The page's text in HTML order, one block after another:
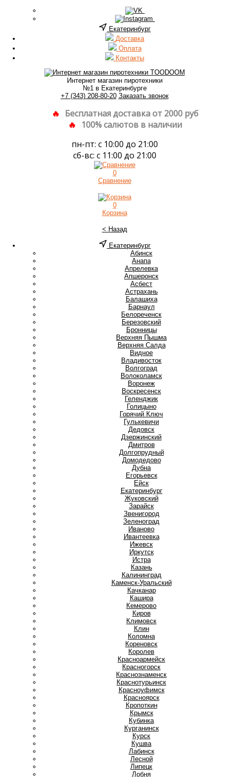
Екатеринбург
Доставка
Оплата
Контакты
Интернет магазин пиротехники
№1 в Екатеринбурге
+7 (343) 208-80-20 Заказать звонок
Бесплатная доставка от 2000 руб
100% салютов в наличии
пн-пт: с 10:00 до 21:00
сб-вс: с 11:00 до 21:00
0
Сравнение
0
Корзина
< Назад
Екатеринбург
Абинск
Анапа
Апрелевка
Апшеронск
Асбест
Астрахань
Балашиха
Барнаул
Белореченск
Березовский
Бронницы
Верхняя Пышма
Верхняя Салда
Видное
Владивосток
Волгоград
Волоколамск
Воронеж
Воскресенск
Геленджик
Голицыно
Горячий Ключ
Гулькевичи
Дедовск
Дзержинский
Дмитров
Долгопрудный
Домодедово
Дубна
Егорьевск
Ейск
Екатеринбург
Жуковский
Зарайск
Звенигород
Зеленоград
Иваново
Ивантеевка
Ижевск
Иркутск
Истра
Казань
Калининград
Каменск-Уральский
Качканар
Кашира
Кемерово
Киров
Климовск
Клин
Коломна
Кореновск
Королев
Красноармейск
Красногорск
Краснознаменск
Краснотурьинск
Красноуфимск
Красноярск
Кропоткин
Крымск
Кубинка
Курганинск
Курск
Кушва
Лабинск
Лесной
Липецк
Лобня